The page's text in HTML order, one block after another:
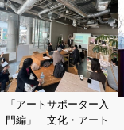
「アートサポーター入
門編」 文化・アート